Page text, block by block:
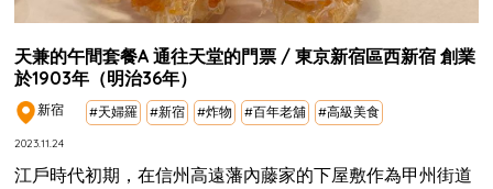
天兼的午間套餐A 通往天堂的門票 / 東京新宿區西新宿 創業
於1903年（明治36年）
新宿 #天婦羅 #新宿 #炸物 #百年老舖 #高級美食
2023.11.24
江戶時代初期，在信州高遠藩內藤家的下屋敷作為甲州街道